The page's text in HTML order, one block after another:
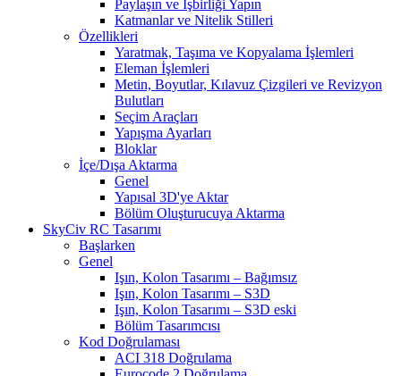
Paylaşın ve İşbirliği Yapın
Katmanlar ve Nitelik Stilleri
Özellikleri
Yaratmak, Taşıma ve Kopyalama İşlemleri
Eleman İşlemleri
Metin, Boyutlar, Kılavuz Çizgileri ve Revizyon
Bulutları
Seçim Araçları
Yapışma Ayarları
Bloklar
İçe/Dışa Aktarma
Genel
Yapısal 3D'ye Aktar
Bölüm Oluşturucuya Aktarma
SkyCiv RC Tasarımı
Başlarken
Genel
Işın, Kolon Tasarımı – Bağımsız
Işın, Kolon Tasarımı – S3D
Işın, Kolon Tasarımı – S3D eski
Bölüm Tasarımcısı
Kod Doğrulaması
ACI 318 Doğrulama